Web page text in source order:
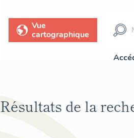
Vue
cartographique
Résultats de la